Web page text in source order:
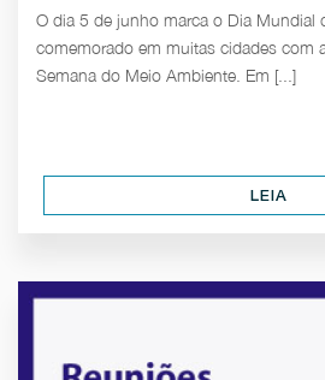
O dia 5 de junho marca o Dia Mundial
comemorado em muitas cidades com
Semana do Meio Ambiente. Em [...]
LEIA